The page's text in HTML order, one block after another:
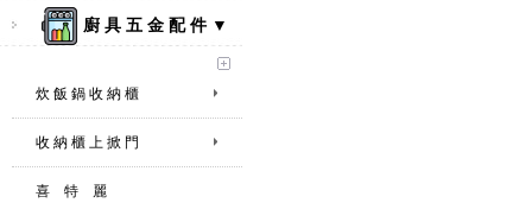
廚 具 五 金 配 件 ▼
炊 飯 鍋 收 納 櫃
收 納 櫃 上 掀 門
喜 特 麗